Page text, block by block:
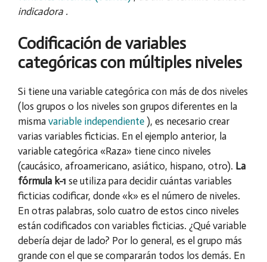
indicadora .
Codificación de variables
categóricas con múltiples niveles
Si tiene una variable categórica con más de dos niveles
(los grupos o los niveles son grupos diferentes en la
misma variable independiente ), es necesario crear
varias variables ficticias. En el ejemplo anterior, la
variable categórica «Raza» tiene cinco niveles
(caucásico, afroamericano, asiático, hispano, otro). La
fórmula k-1 se utiliza para decidir cuántas variables
ficticias codificar, donde «k» es el número de niveles.
En otras palabras, solo cuatro de estos cinco niveles
están codificados con variables ficticias. ¿Qué variable
debería dejar de lado? Por lo general, es el grupo más
grande con el que se compararán todos los demás. En